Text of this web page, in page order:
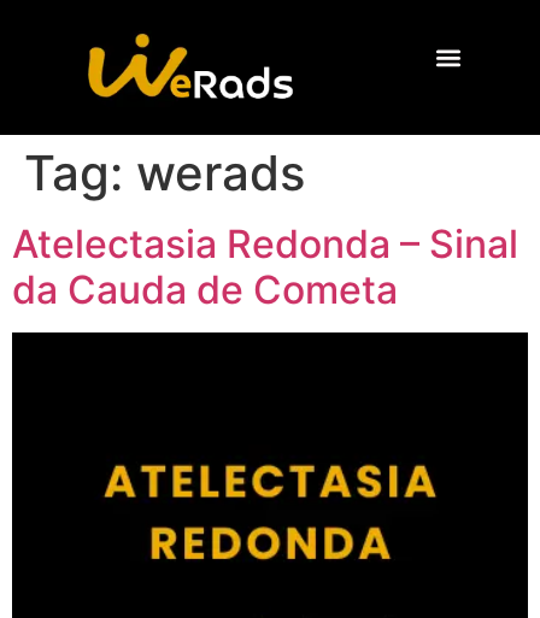
Tag: werads
Atelectasia Redonda – Sinal
da Cauda de Cometa